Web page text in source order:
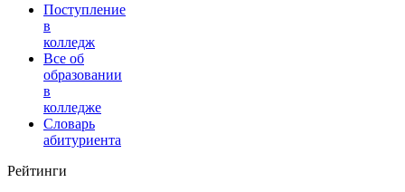
Поступление
в
колледж
Все об
образовании
в
колледже
Словарь
абитуриента
Рейтинги